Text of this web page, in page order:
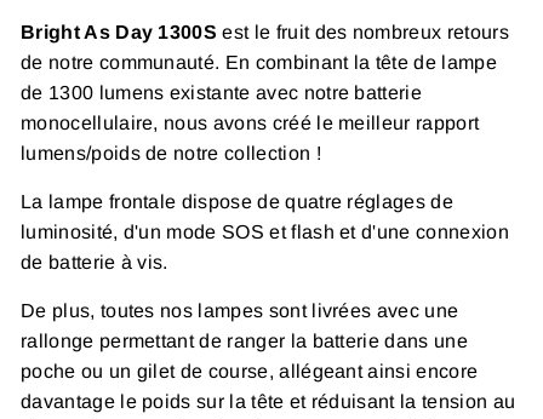
Bright As Day 1300S est le fruit des nombreux retours
de notre communauté. En combinant la tête de lampe
de 1300 lumens existante avec notre batterie
monocellulaire, nous avons créé le meilleur rapport
lumens/poids de notre collection !
La lampe frontale dispose de quatre réglages de
luminosité, d'un mode SOS et flash et d'une connexion
de batterie à vis.
De plus, toutes nos lampes sont livrées avec une
rallonge permettant de ranger la batterie dans une
poche ou un gilet de course, allégeant ainsi encore
davantage le poids sur la tête et réduisant la tension au